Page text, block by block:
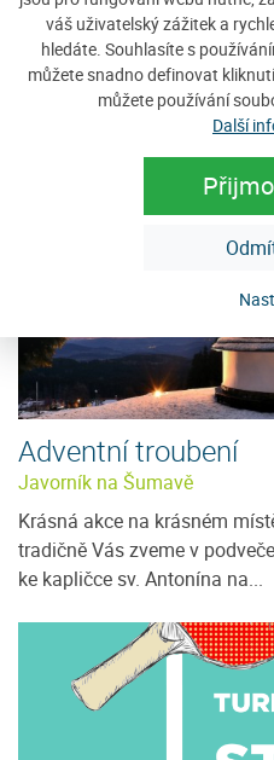
váš uživatelský zážitek a
hledáte. Souhlasíte s
můžete snadno definovat
můžete používání
Další
Nadační fond Karla
zve na tradični oslavu svátku
na Javorníku, který se koná...
Adventní troubení
Javorník na Šumavě
Krásná akce na krásném
tradičně Vás zveme v
ke kapličce sv. Antonína na...